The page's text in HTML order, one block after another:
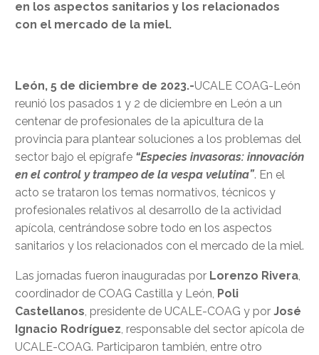
en los aspectos sanitarios y los relacionados
con el mercado de la miel.
León, 5 de diciembre de 2023.-UCALE COAG-León
reunió los pasados 1 y 2 de diciembre en León a un
centenar de profesionales de la apicultura de la
provincia para plantear soluciones a los problemas del
sector bajo el epígrafe “Especies invasoras: innovación
en el control y trampeo de la vespa velutina”. En el
acto se trataron los temas normativos, técnicos y
profesionales relativos al desarrollo de la actividad
apícola, centrándose sobre todo en los aspectos
sanitarios y los relacionados con el mercado de la miel.
Las jornadas fueron inauguradas por Lorenzo Rivera,
coordinador de COAG Castilla y León, Poli
Castellanos, presidente de UCALE-COAG y por José
Ignacio Rodríguez, responsable del sector apícola de
UCALE-COAG. Participaron también, entre otro